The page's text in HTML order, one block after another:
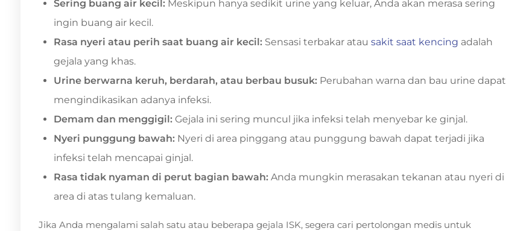
Sering buang air kecil: Meskipun hanya sedikit urine yang keluar, Anda akan merasa sering
ingin buang air kecil.
Rasa nyeri atau perih saat buang air kecil: Sensasi terbakar atau sakit saat kencing adalah
gejala yang khas.
Urine berwarna keruh, berdarah, atau berbau busuk: Perubahan warna dan bau urine dapat
mengindikasikan adanya infeksi.
Demam dan menggigil: Gejala ini sering muncul jika infeksi telah menyebar ke ginjal.
Nyeri punggung bawah: Nyeri di area pinggang atau punggung bawah dapat terjadi jika
infeksi telah mencapai ginjal.
Rasa tidak nyaman di perut bagian bawah: Anda mungkin merasakan tekanan atau nyeri di
area di atas tulang kemaluan.
Jika Anda mengalami salah satu atau beberapa gejala ISK, segera cari pertolongan medis untuk